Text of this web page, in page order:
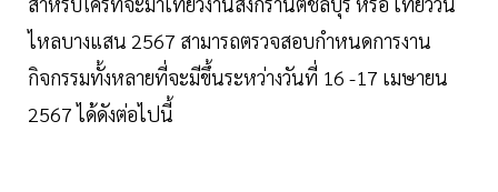
ไหลบางแสน 2567 สามารถตรวจสอบกำหนดการงาน
กิจกรรมทั้งหลายที่จะมีขึ้นระหว่างวันที่ 16 -17 เมษายน
2567 ได้ดังต่อไปนี้